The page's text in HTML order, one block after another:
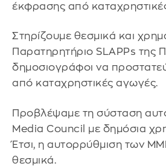
έκφρασης από
Στηρίζουμε θεσμικά και
Παρατηρητήριο SLAPPs της
δημοσιογράφοι να
από καταχρηστικές αγωγές.
Προβλέψαμε τη σύσταση
Media Council με δημόσια
Έτσι, η αυτορρύθμιση των
θεσμικά.